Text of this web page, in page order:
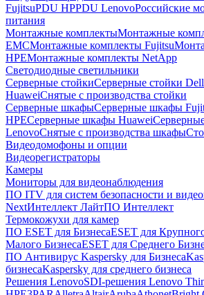
FujitsuPDU HPPDU LenovoРоссийские
питания
Монтажные комплектыМонтажные
EMCМонтажные комплекты Fujitsu
HPEМонтажные комплекты NetApp
Светодиодные светильники
Серверные стойкиСерверные стойки Dell
HuaweiСнятые с производства стойки
Серверные шкафыСерверные шкафы
HPEСерверные шкафы Huawei
LenovoСнятые с производства шкафы
Видеодомофоны и опции
Видеорегистраторы
Камеры
Мониторы для видеонаблюдения
ПО ITV для систем безопасности и
NextИнтеллект ЛайтПО Интеллект
Термокожухи для камер
ПО ESET для БизнесаESET для
Малого БизнесаESET для Среднего
ПО Антивирус Kaspersky для Бизнеса
бизнесаKaspersky для среднего бизнеса
Решения LenovoSDI-решения Lenovo